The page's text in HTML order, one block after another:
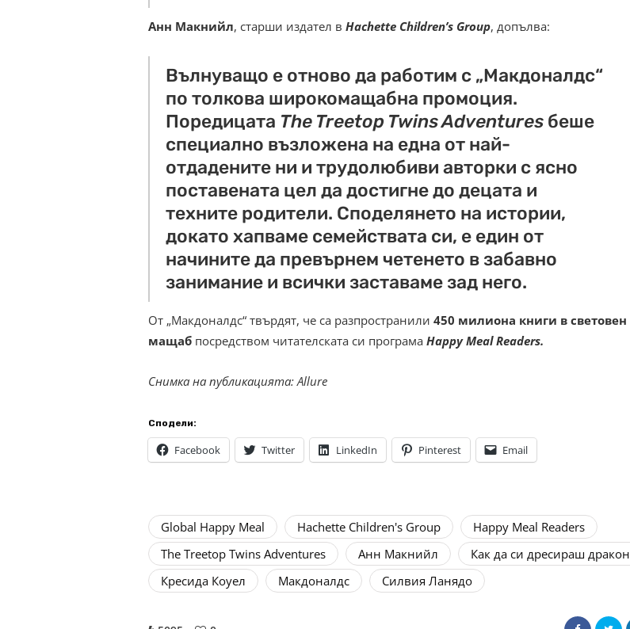
Анн Макнийл, старши издател в Hachette Children’s Group, допълва:
Вълнуващо е отново да работим с „Макдоналдс“
по толкова широкомащабна промоция.
Поредицата The Treetop Twins Adventures беше
специално възложена на една от най-
отдадените ни и трудолюбиви авторки с ясно
поставената цел да достигне до децата и
техните родители. Споделянето на истории,
докато хапваме семействата си, е един от
начините да превърнем четенето в забавно
занимание и всички заставаме зад него.
От „Макдоналдс“ твърдят, че са разпространили 450 милиона книги в световен
мащаб посредством читателската си програма Happy Meal Readers.
Снимка на публикацията: Allure
Сподели:
Facebook Twitter LinkedIn Pinterest Email
Global Happy Meal Hachette Children's Group
Happy Meal Readers
The Treetop Twins Adventures
Анн Макнийл
Как да си дресираш дракон
Кресида Коуел
Макдоналдс Силвия Ланядо